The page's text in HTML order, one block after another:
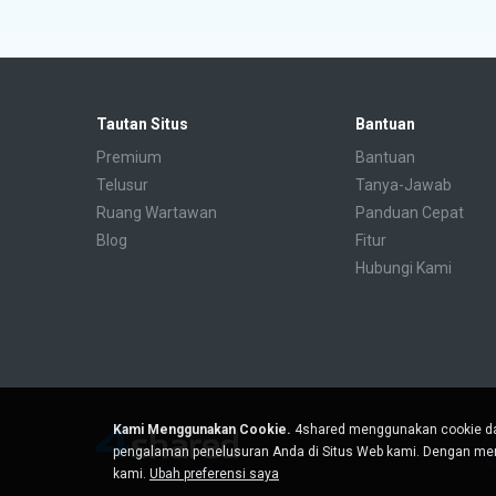
Tautan Situs
Premium
Telusur
Ruang Wartawan
Blog
Bantuan
Bantuan
Tanya-Jawab
Panduan Cepat
Fitur
Hubungi Kami
Kami Menggunakan Cookie. 4shared menggunakan cookie
pengalaman penelusuran Anda di Situs Web kami. Dengan
kami. Ubah preferensi saya